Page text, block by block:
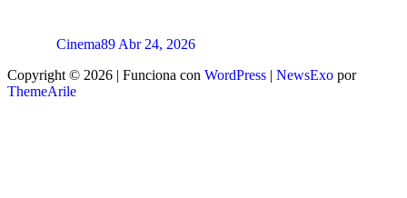
Cinema89 Abr 24, 2026
Copyright © 2026 | Funciona con WordPress | NewsExo por
ThemeArile